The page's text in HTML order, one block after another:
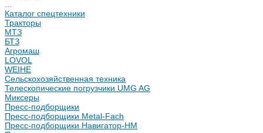
Каталог спецтехники
Тракторы
МТЗ
БТЗ
Агромаш
LOVOL
WEIHE
Сельскохозяйственная техника
Телескопические погрузчики UMG AG
Миксеры
Пресс-подборщики
Пресс-подборщики Metal-Fach
Пресс-подборщики Навигатор-НМ